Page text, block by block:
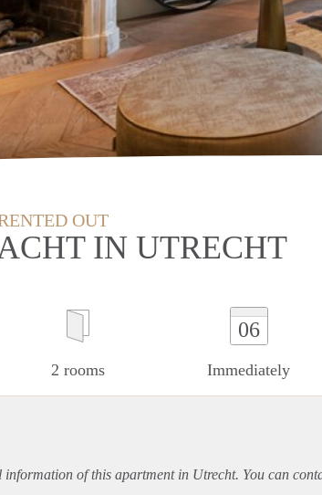
OUT
IN UTRECHT
2 rooms
06
Immediately
information of this apartmentin Utrecht. You can